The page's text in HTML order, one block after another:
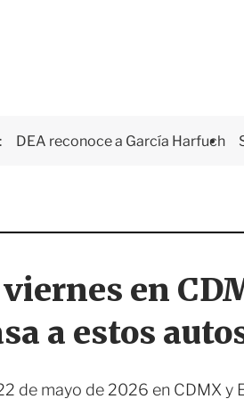
DEA reconoce a García Harfuch
en
a estos
de mayo de 2026 en CDMX y